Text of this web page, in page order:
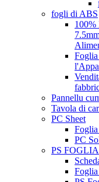
fogli di ABS
100%
Pannellu
Tavola di
PC Sheet
Foglia
PC
PS FOGLIA